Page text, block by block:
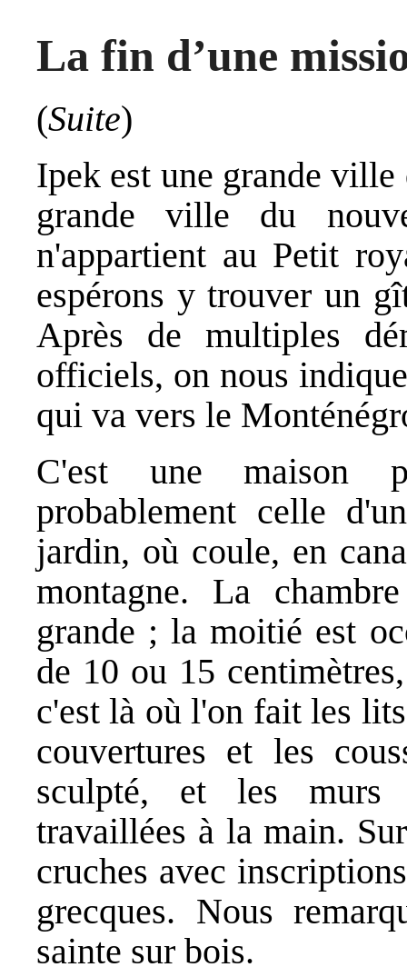
La fin d’une
(Suite)
Ipek est une grande
grande ville du
n'appartient au Petit
espérons y trouver un
Après de multiples
officiels, on nous
qui va vers le
C'est une maison
probablement celle
jardin, où coule, en
montagne. La
grande ; la moitié est
de 10 ou 15
c'est là où l'on fait les
couvertures et les
sculpté, et les murs
travaillées à la main.
cruches avec
grecques. Nous
sainte sur bois.